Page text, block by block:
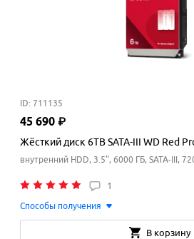
ID: 711135
45 690 ₽
Жёсткий диск 6TB SATA-III WD Red
внутренний HDD, 3.5", 6000 ГБ, SATA-III,
1
Способы получения
В корзину